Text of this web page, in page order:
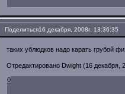
Поделиться16 декабря, 2008г. 13:36:35
таких ублюдков надо карать грубой
Отредактировано Dwight (16 декабря,
0